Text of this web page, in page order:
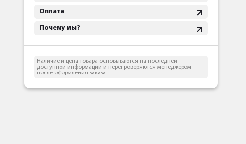
Оплата
Почему мы?
Наличие и цена товара основываются на последней
доступной информации и перепроверяются менеджером
после оформления заказа